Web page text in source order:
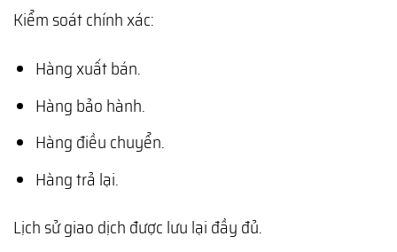
Kiểm soát chính xác:
Hàng xuất bán.
Hàng bảo hành.
Hàng điều chuyển.
Hàng trả lại.
Lịch sử giao dịch được lưu lại đầy đủ.